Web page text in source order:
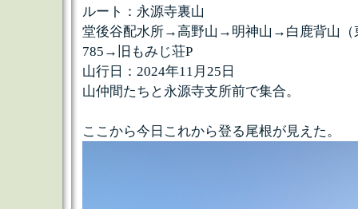
ルート：永源寺裏山
堂後谷配水所→高野山→明神山→白鹿背山
785→旧もみじ荘P
山行日：2024年11月25日
山仲間たちと永源寺支所前で集合。
ここから今日これから登る尾根が見えた。